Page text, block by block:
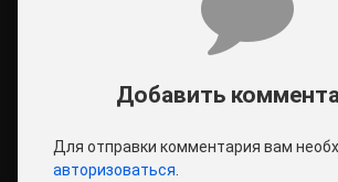
Добавить
Для отправки комментария вам
авторизоваться